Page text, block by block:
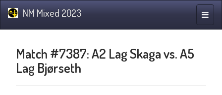
Toggle
NM Mixed 2023
Match #7387: A2 Lag Skaga vs. A5
Lag Bjørseth